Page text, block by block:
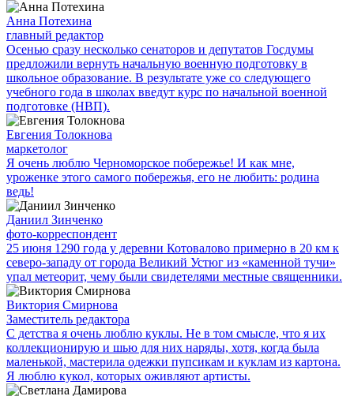
Анна Потехина
главный редактор
Осенью сразу несколько сенаторов и депутатов Госдумы
предложили вернуть начальную военную подготовку в
школьное образование. В результате уже со следующего
учебного года в школах введут курс по начальной военной
подготовке (НВП).
Евгения Толокнова
маркетолог
Я очень люблю Черноморское побережье! И как мне,
уроженке этого самого побережья, его не любить: родина
ведь!
Даниил Зинченко
фото-корреспондент
25 июня 1290 года у деревни Котовалово примерно в 20 км к
северо-западу от города Великий Устюг из «каменной тучи»
упал метеорит, чему были свидетелями местные священники.
Виктория Смирнова
Заместитель редактора
С детства я очень люблю куклы. Не в том смысле, что я их
коллекционирую и шью для них наряды, хотя, когда была
маленькой, мастерила одежки пупсикам и куклам из картона.
Я люблю кукол, которых оживляют артисты.